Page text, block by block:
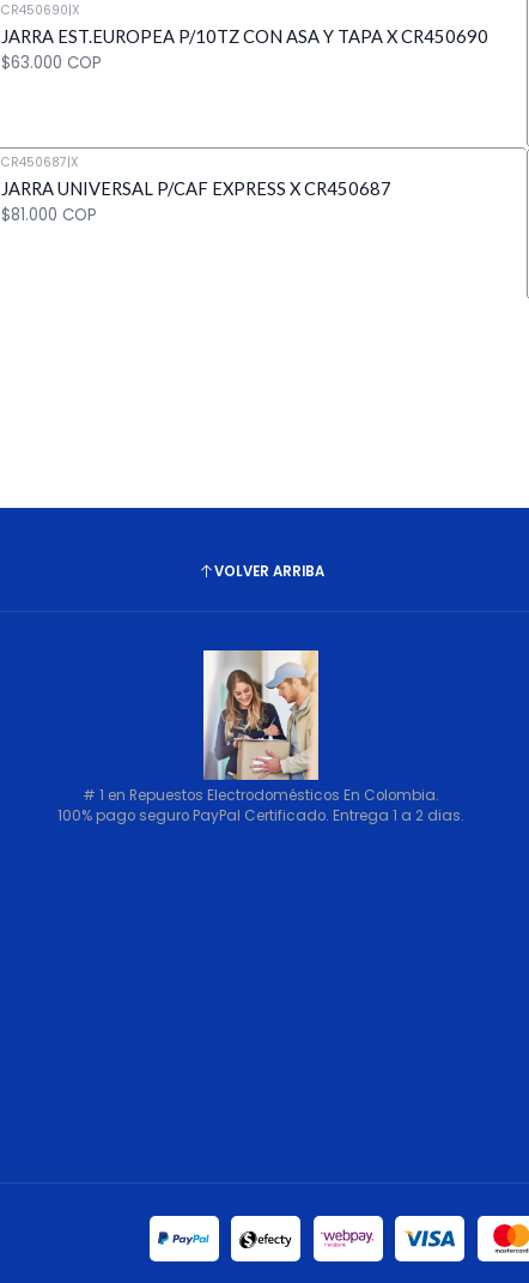
Cantidad
CR450690|X
JARRA EST.EUROPEA P/10TZ CON ASA Y TAPA X CR450690
$63.000 COP
Cantidad
CR450687|X
JARRA UNIVERSAL P/CAF EXPRESS X CR450687
$81.000 COP
VOLVER ARRIBA
# 1 en Repuestos Electrodomésticos En Colombia.
100% pago seguro PayPal Certificado. Entrega 1 a 2 dias.